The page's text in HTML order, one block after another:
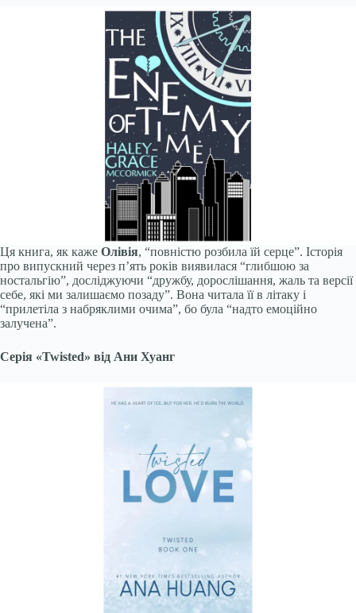
Ця книга, як каже Олівія, “повністю розбила їй серце”. Історія
про випускний через п’ять років виявилася “глибшою за
ностальгію”, досліджуючи “дружбу, дорослішання, жаль та версії
себе, які ми залишаємо позаду”. Вона читала її в літаку і
“прилетіла з набряклими очима”, бо була “надто емоційно
залучена”.
Серія «Twisted» від Ани Хуанг